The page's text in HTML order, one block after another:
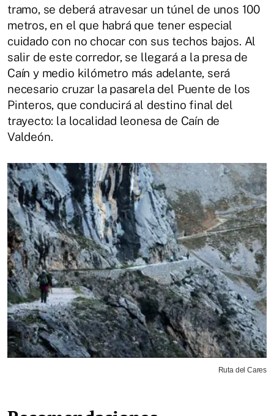
tramo, se deberá atravesar un túnel de unos 100
metros, en el que habrá que tener especial
cuidado con no chocar con sus techos bajos. Al
salir de este corredor, se llegará a la presa de
Caín y medio kilómetro más adelante, será
necesario cruzar la pasarela del Puente de los
Pinteros, que conducirá al destino final del
trayecto: la localidad leonesa de Caín de
Valdeón.
Ruta del Cares